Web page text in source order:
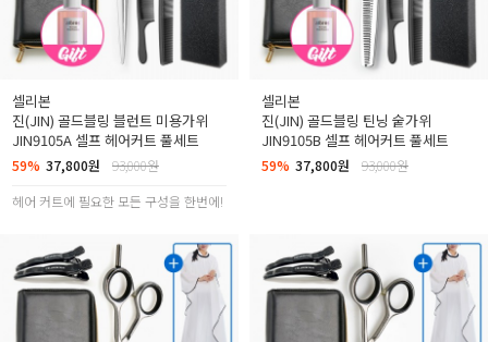
셀리본
진(JIN) 골드블링 블런트 미용가위
JIN9105A 셀프 헤어커트 풀세트
59% 37,800원
93,000원
헤어 커트에 필요한 모든 구성을 한번에!
셀리본
진(JIN) 골드블링 틴닝 숱가위
JIN9105B 셀프 헤어커트 풀세트
59% 37,800원 93,000원